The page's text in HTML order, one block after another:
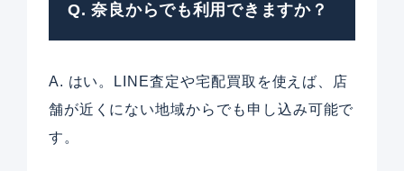
Q. 奈良からでも利用できますか？
A. はい。LINE査定や宅配買取を使えば、店
舗が近くにない地域からでも申し込み可能で
す。